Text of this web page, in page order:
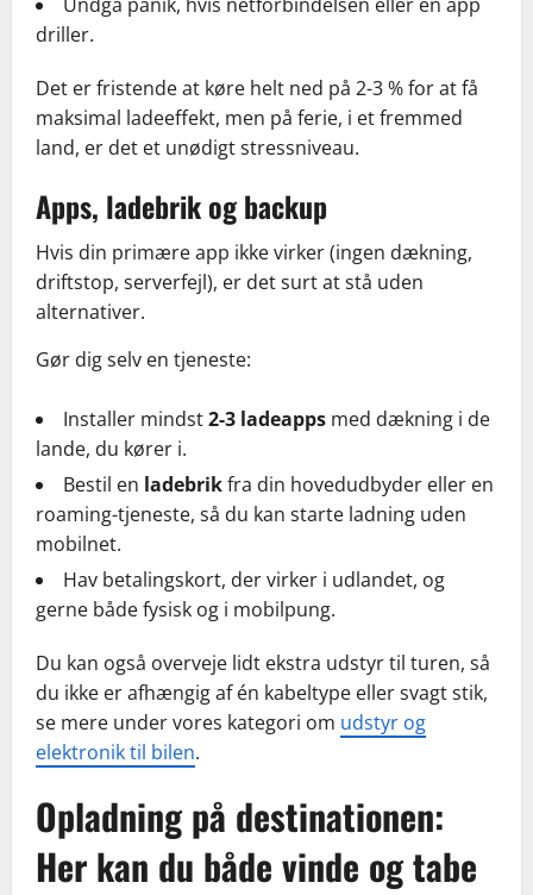
driller.
Det er fristende at køre helt ned på 2-3 % for at få
maksimal ladeeffekt, men på ferie, i et fremmed
land, er det et unødigt stressniveau.
Apps, ladebrik og backup
Hvis din primære app ikke virker (ingen dækning,
driftstop, serverfejl), er det surt at stå uden
alternativer.
Gør dig selv en tjeneste:
Installer mindst2-3 ladeapps med dækning i de
lande, du kører i.
Bestil en ladebrikfra din hovedudbyder eller en
roaming-tjeneste, så du kan starte ladning uden
mobilnet.
Hav betalingskort, der virker i udlandet, og
gerne både fysisk og i mobilpung.
Du kan også overveje lidt ekstra udstyr til turen, så
du ikke er afhængig af én kabeltype eller svagt stik,
se mere under vores kategori om udstyr og
elektronik til bilen.
Opladning på destinationen:
Her kan du både vinde og tabe